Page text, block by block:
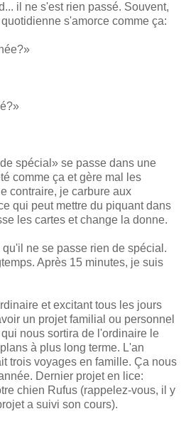
il ne s'est rien passé. Souvent,
s'amorce comme ça:
spécial» se passe dans une
comme ça et gère mal les
contraire, je carbure aux
qui peut mettre du piquant dans
les cartes et change la donne.
ne se passe rien de spécial.
Après 15 minutes, je suis
et excitant tous les jours
un projet familial ou personnel
nous sortira de l'ordinaire le
à plus long terme. L'an
trois voyages en famille. Ça nous
Dernier projet en lice:
chien Rufus (rappelez-vous, il y
a suivi son cours).